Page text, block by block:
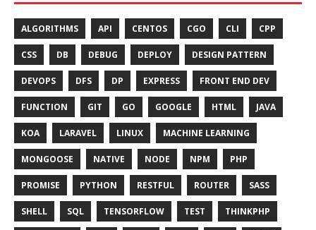
ALGORITHMS API CENTOS CGO CLI CPP
CSS DB DEBUG DEPLOY DESIGN PATTERN
DEVOPS DFS DP EXPRESS FRONT END DEV
FUNCTION GIT GO GOOGLE HTML JAVA
KOA LARAVEL LINUX MACHINE LEARNING
MONGOOSE NATIVE NODE NPM PHP
PROMISE PYTHON RESTFUL ROUTER SASS
SHELL SQL TENSORFLOW TEST THINKPHP